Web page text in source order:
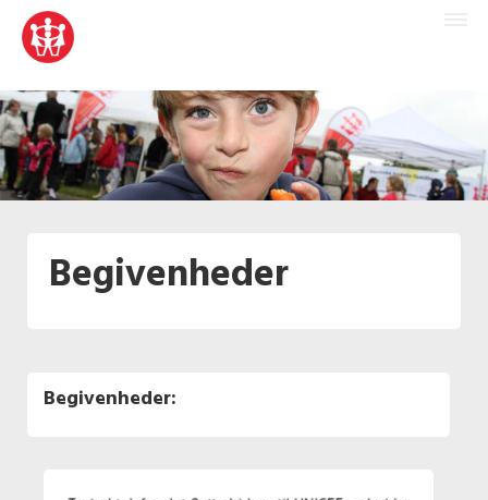
Begivenheder
Begivenheder: